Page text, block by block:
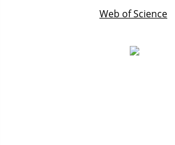
Web of Science